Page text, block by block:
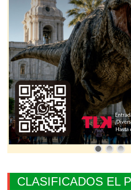
CLASIFICADOS EL